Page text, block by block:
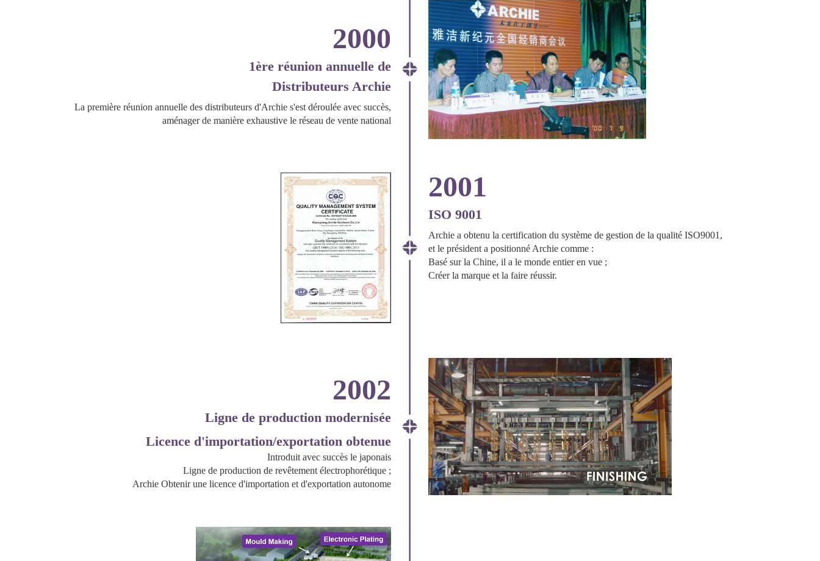
2000
1ère réunion annuelle de
Distributeurs Archie
La première réunion annuelle des distributeurs d'Archie s'est déroulée avec succès,
aménager de manière exhaustive le réseau de vente national
2001
ISO 9001
Archie a obtenu la certification du système de gestion de la qualité ISO9001,
et le président a positionné Archie comme :
Basé sur la Chine, il a le monde entier en vue ;
Créer la marque et la faire réussir.
2002
Ligne de production modernisée
Licence d'importation/exportation obtenue
Introduit avec succès le japonais
Ligne de production de revêtement électrophorétique ;
Archie Obtenir une licence d'importation et d'exportation autonome